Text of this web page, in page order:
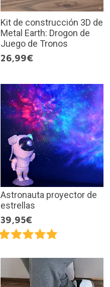
Kit de construcción 3D de
Metal Earth: Drogon de
Juego de Tronos
26,99€
Astronauta proyector de
estrellas
39,95€